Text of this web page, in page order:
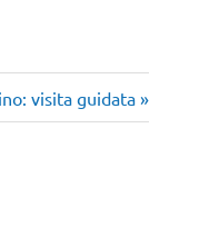
visita guidata